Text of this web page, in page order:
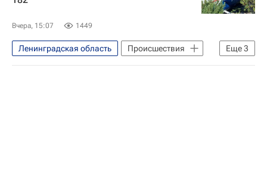
Вчера, 15:07 1449
Еще3
Ленинградская область
Происшествия
Бодайбинский район